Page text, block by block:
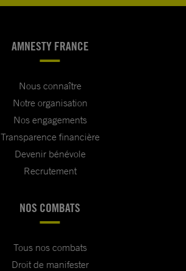
AMNESTY FRANCE
Nous connaître
Notre organisation
Nos engagements
Transparence financière
Devenir bénévole
Recrutement
NOS COMBATS
Tous nos combats
Droit de manifester